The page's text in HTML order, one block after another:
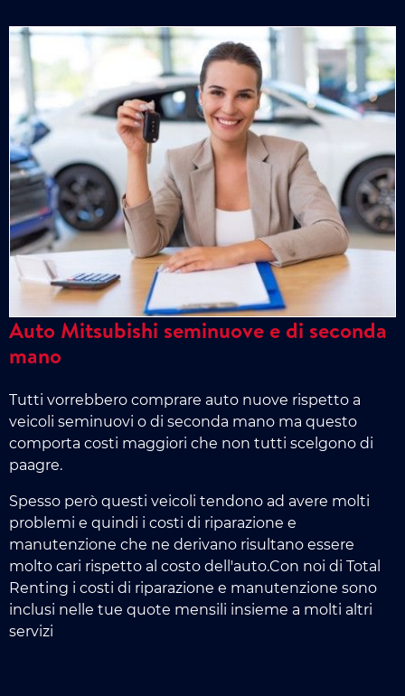
Auto Mitsubishi seminuove e di seconda
mano
Tutti vorrebbero comprare auto nuove rispetto a
veicoli seminuovi o di seconda mano ma questo
comporta costi maggiori che non tutti scelgono di
paagre.
Spesso però questi veicoli tendono ad avere molti
problemi e quindi i costi di riparazione e
manutenzione che ne derivano risultano essere
molto cari rispetto al costo dell'auto.Con noi di Total
Renting i costi di riparazione e manutenzione sono
inclusi nelle tue quote mensili insieme a molti altri
servizi